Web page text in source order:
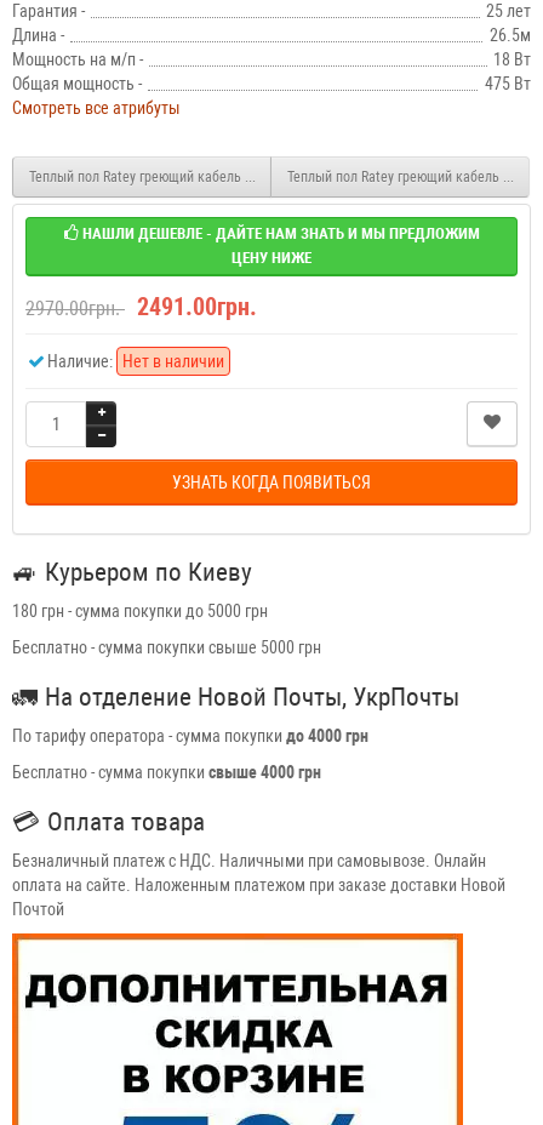
Гарантия -
25 лет
Длина -
26.5м
Мощность на м/п -
18 Вт
Общая мощность -
475 Вт
Смотреть все атрибуты
Теплый пол Ratey греющий кабель для пола RD2 400 Вт. (22 м)
Теплый пол Ratey греющий кабель для
НАШЛИ ДЕШЕВЛЕ - ДАЙТЕ НАМ ЗНАТЬ И МЫ ПРЕДЛОЖИМ
ЦЕНУ НИЖЕ
2970.00грн. 2491.00грн.
Наличие: Нет в наличии
УЗНАТЬ КОГДА ПОЯВИТЬСЯ
🚙 Курьером по Киеву
180 грн - сумма покупки до 5000 грн
Бесплатно - сумма покупки свыше 5000 грн
🚛 На отделение Новой Почты, УкрПочты
По тарифу оператора - сумма покупки до 4000 грн
Бесплатно - сумма покупки свыше 4000 грн
💳 Оплата товара
Безналичный платеж с НДС. Наличными при самовывозе. Онлайн
оплата на сайте. Наложенным платежом при заказе доставки Новой
Почтой